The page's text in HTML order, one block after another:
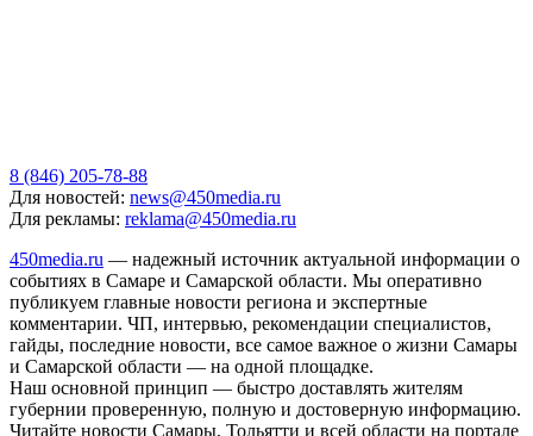
8 (846) 205-78-88
Для новостей: news@450media.ru
Для рекламы: reklama@450media.ru
450media.ru — надежный источник актуальной информации о
событиях в Самаре и Самарской области. Мы оперативно
публикуем главные новости региона и экспертные
комментарии. ЧП, интервью, рекомендации специалистов,
гайды, последние новости, все самое важное о жизни Самары
и Самарской области — на одной площадке.
Наш основной принцип — быстро доставлять жителям
губернии проверенную, полную и достоверную информацию.
Читайте новости Самары, Тольятти и всей области на портале